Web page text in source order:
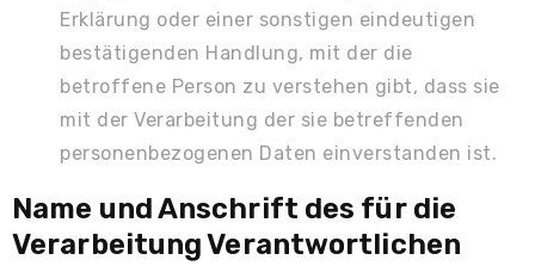
Erklärung oder einer sonstigen eindeutigen
bestätigenden Handlung, mit der die
betroffene Person zu verstehen gibt, dass sie
mit der Verarbeitung der sie betreffenden
personenbezogenen Daten einverstanden ist.
Name und Anschrift des für die
Verarbeitung Verantwortlichen